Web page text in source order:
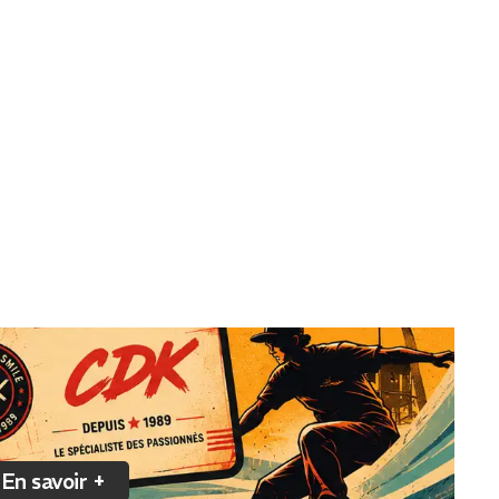
En savoir +